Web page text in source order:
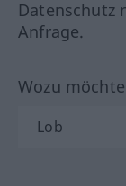
Datenschutz
Anfrage.
Wozu